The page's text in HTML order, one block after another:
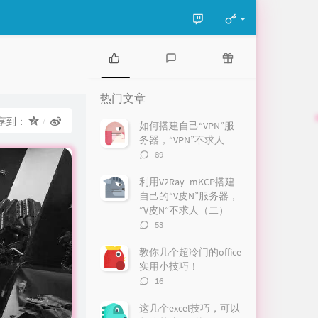
到：
热
门
文
章
论
章
热门文章
如何搭建自己“VPN”服
务器，“VPN”不求人
评
数：
89
利用V2Ray+mKCP搭建
自己的“V皮N”服务器，
“V皮N”不求人（二）
评
数：
53
教你几个超冷门的office
实用小技巧！
评
数：
16
这几个excel技巧，可以